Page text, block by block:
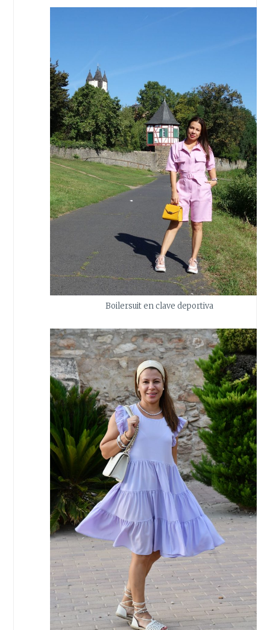
Boilersuit en clave deportiva